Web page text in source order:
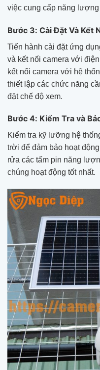
việc cung cấp năng lượng
Bước 3: Cài Đặt Và Kết
Tiến hành cài đặt ứng
và kết nối camera với
kết nối camera với hệ
thiết lập các chức năng
đặt chế độ xem.
Bước 4: Kiểm Tra và
Kiểm tra kỹ lưỡng hệ
trời để đảm bảo hoạt
rửa các tấm pin năng
chúng hoạt động tốt nhất.